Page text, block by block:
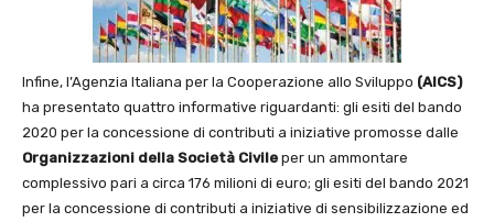
Infine, l’Agenzia Italiana per la Cooperazione allo Sviluppo (AICS)
ha presentato quattro informative riguardanti: gli esiti del bando
2020 per la concessione di contributi a iniziative promosse dalle
Organizzazioni della Società Civile per un ammontare
complessivo pari a circa 176 milioni di euro; gli esiti del bando 2021
per la concessione di contributi a iniziative di sensibilizzazione ed